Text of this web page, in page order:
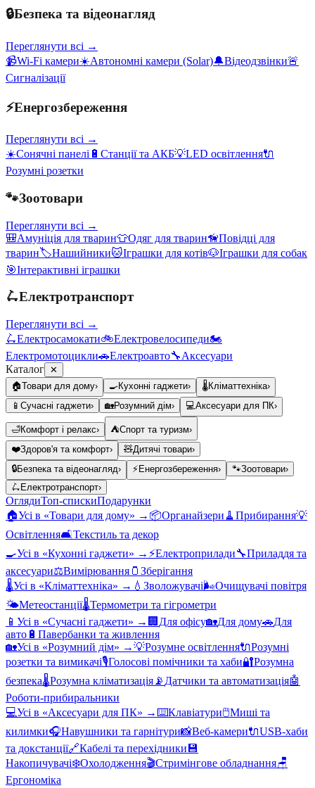
🔒Безпека та відеонагляд
Переглянути всі →
📹Wi-Fi камери☀️Автономні камери (Solar)🔔Відеодзвінки🚨
Сигналізації
⚡Енергозбереження
Переглянути всі →
☀️Сонячні панелі 🔋 Станції та АКБ💡LED освітлення🔌
Розумні розетки
🐾Зоотовари
Переглянути всі →
🎒Амуніція для тварин👕Одяг для тварин🦮Повідці для
тварин🏷️Нашийники🐱Іграшки для котів🐶Іграшки для собак
🎯Інтерактивні іграшки
🛴Електротранспорт
Переглянути всі →
🛴Електросамокати🚲Електровелосипеди🏍️
Електромотоцикли🚗Електроавто🔧Аксесуари
Каталог ✕
🏠Товари для дому› 🍳Кухонні гаджети› 🌡️Кліматтехніка›
📱 Сучасні гаджети› 🏡Розумний дім› 💻Аксесуари для ПК›
🛁Комфорт і релакс› ⛺Спорт та туризм›
❤️Здоров'я та комфорт› 🧸Дитячі товари›
🔒Безпека та відеонагляд› ⚡ Енергозбереження› 🐾Зоотовари›
🛴 Електротранспорт›
ОглядиТоп-спискиПодарунки
🏠Усі в «Товари для дому» → 📦Органайзери 🧹 Прибирання💡
Освітлення🛋️Текстиль та декор
🍳Усі в «Кухонні гаджети» → ⚡Електроприлади🔧Приладдя та
аксесуари⚖️Вимірювання 🫙 Зберігання
🌡️Усі в «Кліматтехніка» → 💧 Зволожувачі🌬️Очищувачі повітря
🌤️Метеостанції🌡️Термометри та гігрометри
📱 Усі в «Сучасні гаджети» → 🏢 Для офісу🏡Для дому🚗Для
авто 🔋 Павербанки та живлення
🏡Усі в «Розумний дім» →💡Розумне освітлення🔌Розумні
розетки та вимикачі🎙️Голосові помічники та хаби🔐Розумна
безпека🌡️Розумна кліматизація 📡 Датчики та автоматизація🤖
Роботи-прибиральники
💻Усі в «Аксесуари для ПК» →⌨️Клавіатури🖱️Миші та
килимки🎧Навушники та гарнітури📸Веб-камери🔌USB-хаби
та докстанції🔗Кабелі та перехідники 💾
Накопичувачі❄️Охолодження🎬Стримінгове обладнання🪑
Ергономіка